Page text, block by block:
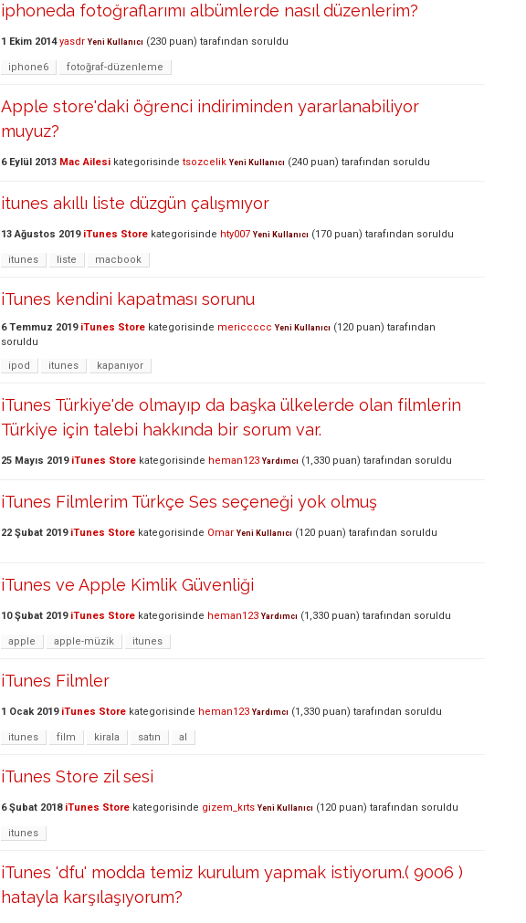
iphoneda fotoğraflarımı albümlerde nasıl düzenlerim?
1 Ekim 2014 yasdr Yeni Kullanıcı (230 puan) tarafından soruldu
iphone6 fotoğraf-düzenleme
Apple store'daki öğrenci indiriminden yararlanabiliyor
muyuz?
6 Eylül 2013 Mac Ailesi kategorisinde tsozcelik Yeni Kullanıcı (240 puan) tarafından soruldu
itunes akıllı liste düzgün çalışmıyor
13 Ağustos 2019 iTunes Store kategorisinde hty007 Yeni Kullanıcı (170 puan) tarafından soruldu
itunes liste macbook
iTunes kendini kapatması sorunu
6 Temmuz 2019 iTunes Store kategorisinde mericcccc Yeni Kullanıcı (120 puan) tarafından
soruldu
ipod
itunes kapanıyor
iTunes Türkiye'de olmayıp da başka ülkelerde olan filmlerin
Türkiye için talebi hakkında bir sorum var.
25 Mayıs 2019 iTunes Store kategorisinde heman123 Yardımcı (1,330 puan) tarafından soruldu
iTunes Filmlerim Türkçe Ses seçeneği yok olmuş
22 Şubat 2019 iTunes Store kategorisinde Omar Yeni Kullanıcı (120 puan) tarafından soruldu
iTunes ve Apple Kimlik Güvenliği
10 Şubat 2019 iTunes Store kategorisinde heman123 Yardımcı (1,330 puan) tarafından soruldu
apple apple-müzik itunes
iTunes Filmler
1 Ocak 2019 iTunes Store kategorisinde heman123 Yardımcı (1,330 puan) tarafından soruldu
itunes film kirala satın al
iTunes Store zil sesi
6 Şubat 2018 iTunes Store kategorisinde gizem_krts Yeni Kullanıcı (120 puan) tarafından soruldu
itunes
iTunes 'dfu' modda temiz kurulum yapmak istiyorum.( 9006 )
hatayla karşılaşıyorum?